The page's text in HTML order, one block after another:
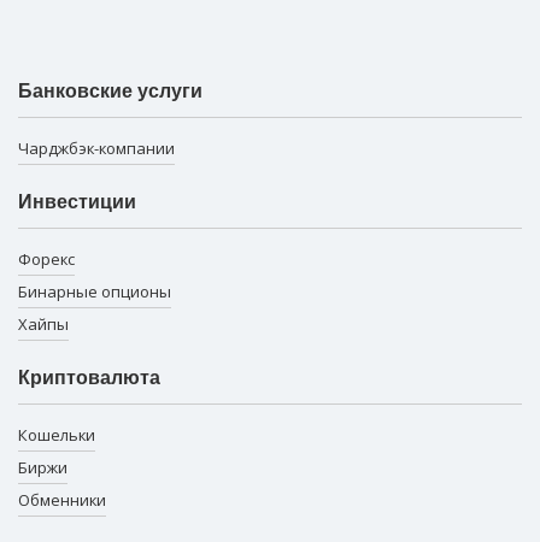
Банковские услуги
Чарджбэк-компании
Инвестиции
Форекс
Бинарные опционы
Хайпы
Криптовалюта
Кошельки
Биржи
Обменники